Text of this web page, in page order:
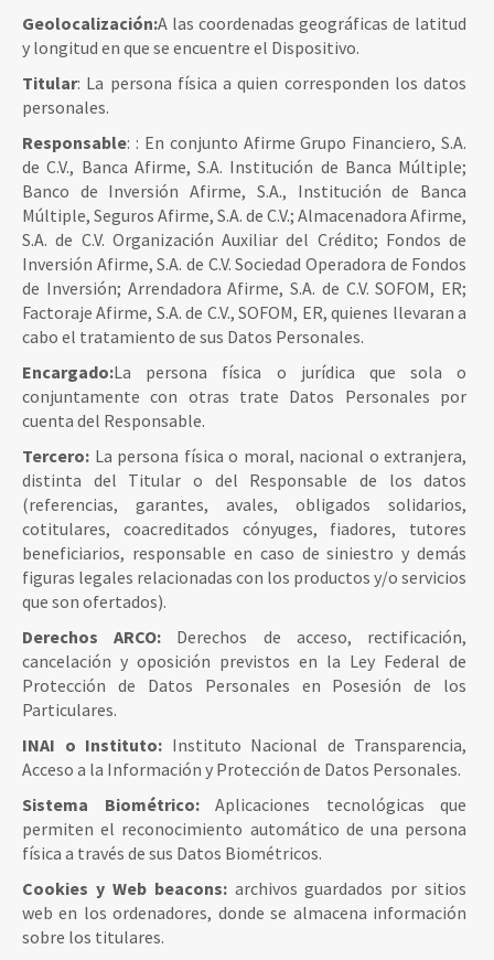
Geolocalización:A las coordenadas geográficas de latitud
y longitud en que se encuentre el Dispositivo.
Titular: La persona física a quien corresponden los datos
personales.
Responsable: : En conjunto Afirme Grupo Financiero, S.A.
de C.V., Banca Afirme, S.A. Institución de Banca Múltiple;
Banco de Inversión Afirme, S.A., Institución de Banca
Múltiple, Seguros Afirme, S.A. de C.V.; Almacenadora Afirme,
S.A. de C.V. Organización Auxiliar del Crédito; Fondos de
Inversión Afirme, S.A. de C.V. Sociedad Operadora de Fondos
de Inversión; Arrendadora Afirme, S.A. de C.V. SOFOM, ER;
Factoraje Afirme, S.A. de C.V., SOFOM, ER, quienes llevaran a
cabo el tratamiento de sus Datos Personales.
Encargado:La persona física o jurídica que sola o
conjuntamente con otras trate Datos Personales por
cuenta del Responsable.
Tercero: La persona física o moral, nacional o extranjera,
distinta del Titular o del Responsable de los datos
(referencias, garantes, avales, obligados solidarios,
cotitulares, coacreditados cónyuges, fiadores, tutores
beneficiarios, responsable en caso de siniestro y demás
figuras legales relacionadas con los productos y/o servicios
que son ofertados).
Derechos ARCO: Derechos de acceso, rectificación,
cancelación y oposición previstos en la Ley Federal de
Protección de Datos Personales en Posesión de los
Particulares.
INAI o Instituto: Instituto Nacional de Transparencia,
Acceso a la Información y Protección de Datos Personales.
Sistema Biométrico:Aplicaciones tecnológicas que
permiten el reconocimiento automático de una persona
física a través de sus Datos Biométricos.
Cookies y Web beacons:archivos guardados por sitios
web en los ordenadores, donde se almacena información
sobre los titulares.